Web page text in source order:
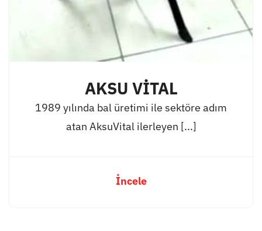
AKSU VİTAL
1989 yılında bal üretimi ile sektöre adım
atan AksuVital ilerleyen [...]
İncele